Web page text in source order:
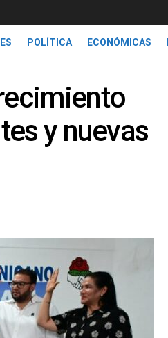
POLÍTICA ECONÓMICAS
y nuevas